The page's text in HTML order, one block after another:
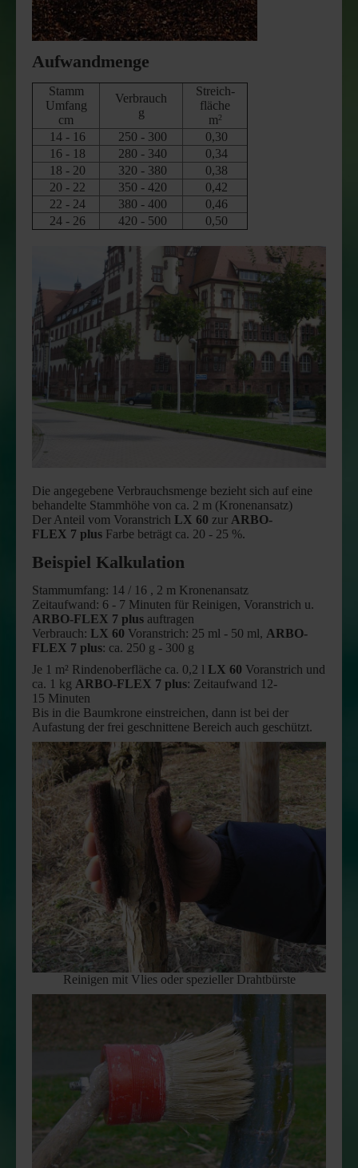
Aufwandmenge
Stamm
Umfang
cm
Verbrauch
g
Streich-
fläche
m2
14 - 16 250 - 300
0,30
16 - 18
280 - 340
0,34
18 - 20
320 - 380
0,38
20 - 22
350 - 420
0,42
22 - 24
380 - 400
0,46
24 - 26
420 - 500 0,50
Die angegebene Verbrauchsmenge bezieht sich auf eine
behandelte Stammhöhe von ca. 2 m (Kronenansatz)
Der Anteil vom Voranstrich LX 60 zur ARBO-
FLEX 7 plus Farbe beträgt ca. 20 - 25 %.
Beispiel Kalkulation
Stammumfang: 14 / 16 , 2 m Kronenansatz
Zeitaufwand: 6 - 7 Minuten für Reinigen, Voranstrich u.
ARBO-FLEX 7 plus auftragen
Verbrauch: LX 60 Voranstrich: 25 ml - 50 ml, ARBO-
FLEX 7 plus: ca. 250 g - 300 g
Je 1 m² Rindenoberfläche ca. 0,2 l LX 60 Voranstrich und
ca. 1 kg ARBO-FLEX 7 plus: Zeitaufwand 12-
15 Minuten
Bis in die Baumkrone einstreichen, dann ist bei der
Aufastung der frei geschnittene Bereich auch geschützt.
Reinigen mit Vlies oder spezieller Drahtbürste